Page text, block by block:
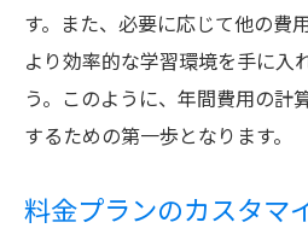
す。また、必要に応じて他の費
より効率的な学習環境を手に入
う。このように、年間費用の計
するための第一歩となります。
料金プランのカスタマ